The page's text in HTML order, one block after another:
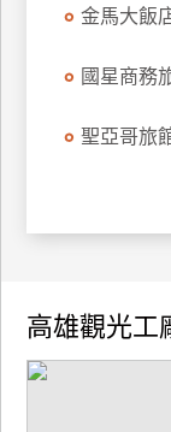
金馬大飯
國星商務
聖亞哥旅
高雄觀光工